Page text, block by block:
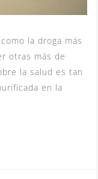
la droga más
otras más de
la salud es tan
en la